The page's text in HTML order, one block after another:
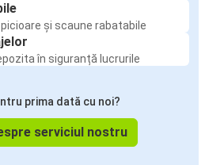
și scaune rabatabile
în siguranță lucrurile
prima dată cu noi?
serviciul nostru